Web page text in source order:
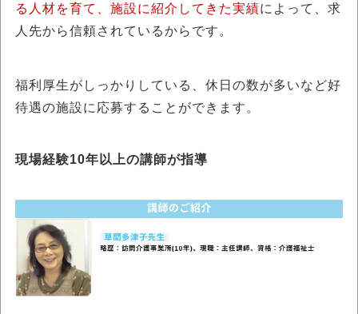
る人材を育て、施設に紹介してきた実績によって、求
人先から信頼されているからです。
福利厚生がしっかりしている、休日の数が多いなど好
待遇の施設に応募することができます。
現場経験10年以上の講師が指導